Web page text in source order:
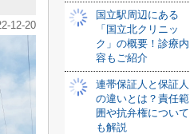
12-20
国立駅周辺にある
「国立北クリニッ
ク」の概要！診療内
容もご紹介
連帯保証人と保証人
の違いとは？責任範
囲や抗弁権について
も解説